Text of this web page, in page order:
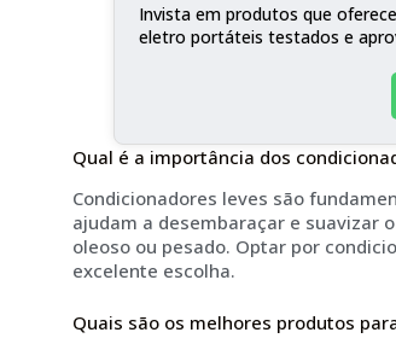
Invista em produtos que
eletro portáteis testados e
Qual é a importância dos
Condicionadores leves são
ajudam a desembaraçar e suavizar
oleoso ou pesado. Optar por
excelente escolha.
Quais são os melhores produtos